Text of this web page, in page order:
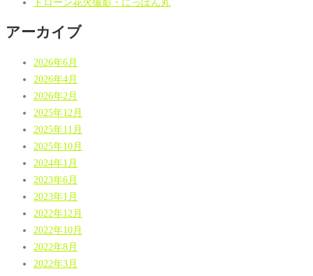
アーカイブ
2026年6月
2026年4月
2026年2月
2025年12月
2025年11月
2025年10月
2024年1月
2023年6月
2023年1月
2022年12月
2022年10月
2022年8月
2022年3月